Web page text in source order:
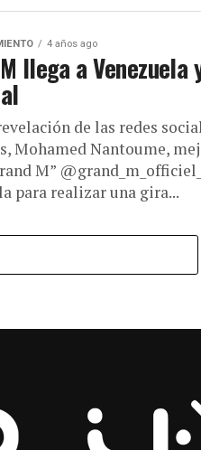
4 años ago
llega a Venezuela
de las redes
Mohamed Nantoume,
M”
para realizar una gira...